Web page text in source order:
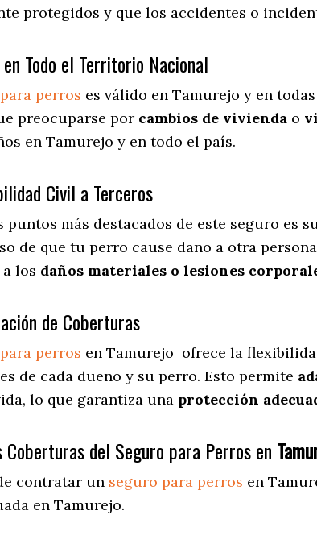
protegidos y que los accidentes o
Todo el Territorio Nacional
perros es válido en Tamurejo y en
preocuparse por cambios de vivienda o
en Tamurejo y en todo el país.
Civil a Terceros
puntos más destacados de este seguro es
de que tu perro cause daño a otra
los daños materiales o lesiones
de Coberturas
perros en Tamurejo ofrece la
de cada dueño y su perro. Esto permite
lo que garantiza una protección
del Seguro para Perros en
contratar un seguro para perros en
en Tamurejo.